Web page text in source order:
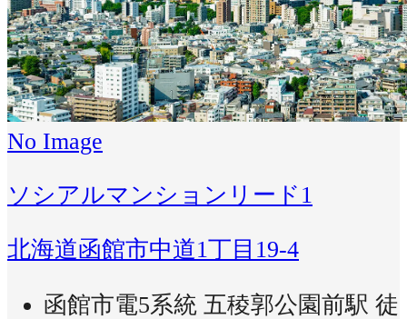
No Image
ソシアルマンションリード1
北海道函館市中道1丁目19-4
函館市電5系統 五稜郭公園前駅 徒